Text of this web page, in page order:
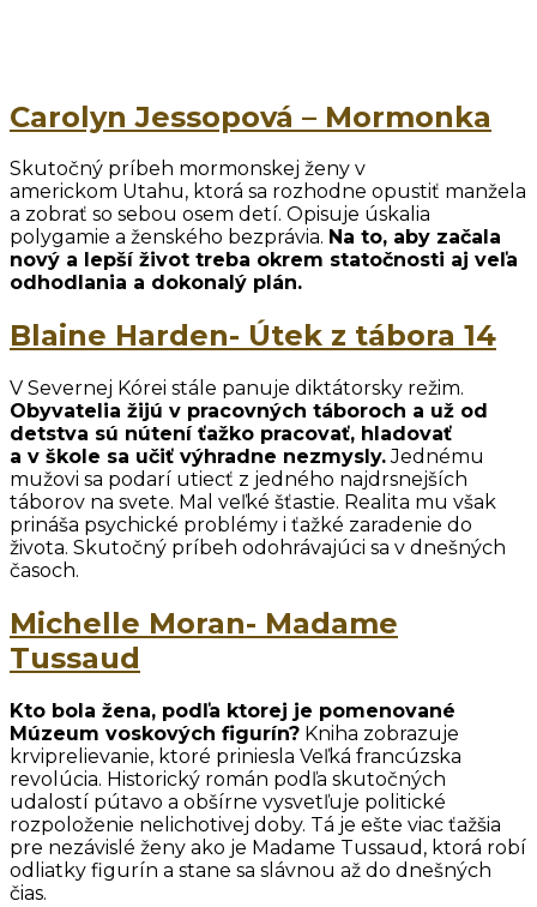
Carolyn Jessopová – Mormonka
Skutočný príbeh mormonskej ženy v
americkom Utahu, ktorá sa rozhodne opustiť manžela
a zobrať so sebou osem detí. Opisuje úskalia
polygamie a ženského bezprávia. Na to, aby začala
nový a lepší život treba okrem statočnosti aj veľa
odhodlania a dokonalý plán.
Blaine Harden- Útek z tábora 14
V Severnej Kórei stále panuje diktátorsky režim.
Obyvatelia žijú v pracovných táboroch a už od
detstva sú nútení ťažko pracovať, hladovať
a v škole sa učiť výhradne nezmysly.Jednému
mužovi sa podarí utiecť z jedného najdrsnejších
táborov na svete. Mal veľké šťastie. Realita mu však
prináša psychické problémy i ťažké zaradenie do
života. Skutočný príbeh odohrávajúci sa v dnešných
časoch.
Michelle Moran- Madame
Tussaud
Kto bola žena, podľa ktorej je pomenované
Múzeum voskových figurín? Kniha zobrazuje
krviprelievanie, ktoré priniesla Veľká francúzska
revolúcia. Historický román podľa skutočných
udalostí pútavo a obšírne vysvetľuje politické
rozpoloženie nelichotivej doby. Tá je ešte viac ťažšia
pre nezávislé ženy ako je Madame Tussaud, ktorá robí
odliatky figurín a stane sa slávnou až do dnešných
čias.